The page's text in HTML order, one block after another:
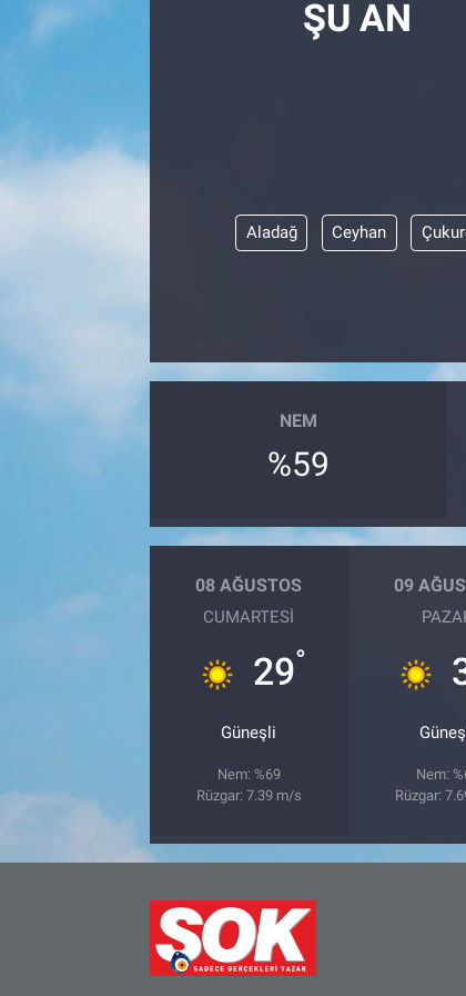
ŞU AN
Aladağ Ceyhan
NEM
%59
08 AĞUSTOS
CUMARTESI
29°
Güneşli
Nem: %69
Rüzgar: 7.39 m/s
09
Nem:
Rüzgar:
EĞİTİM
Bize ulaşın